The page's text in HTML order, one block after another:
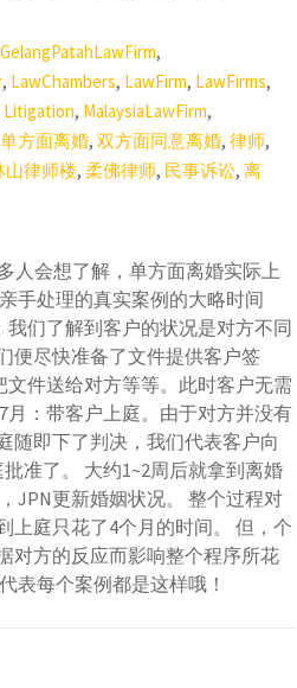
GelangPatahLawFirm,
, LawChambers, LawFirm, LawFirms,
Litigation, MalaysiaLawFirm,
单方面离婚,双方面同意离婚,律师,
山律师楼,柔佛律师, 民事诉讼,离
人会想了解，单方面离婚实际上
手处理的真实案例的大略时间
我们了解到客户的状况是对方不同
便尽快准备了文件提供客户签
文件送给对方等等。此时客户无需
月：带客户上庭。由于对方并没有
随即下了判决，我们代表客户向
准了。 大约1~2周后就拿到离婚
JPN更新婚姻状况。 整个过程对
上庭只花了4个月的时间。 但，个
对方的反应而影响整个程序所花
表每个案例都是这样哦！